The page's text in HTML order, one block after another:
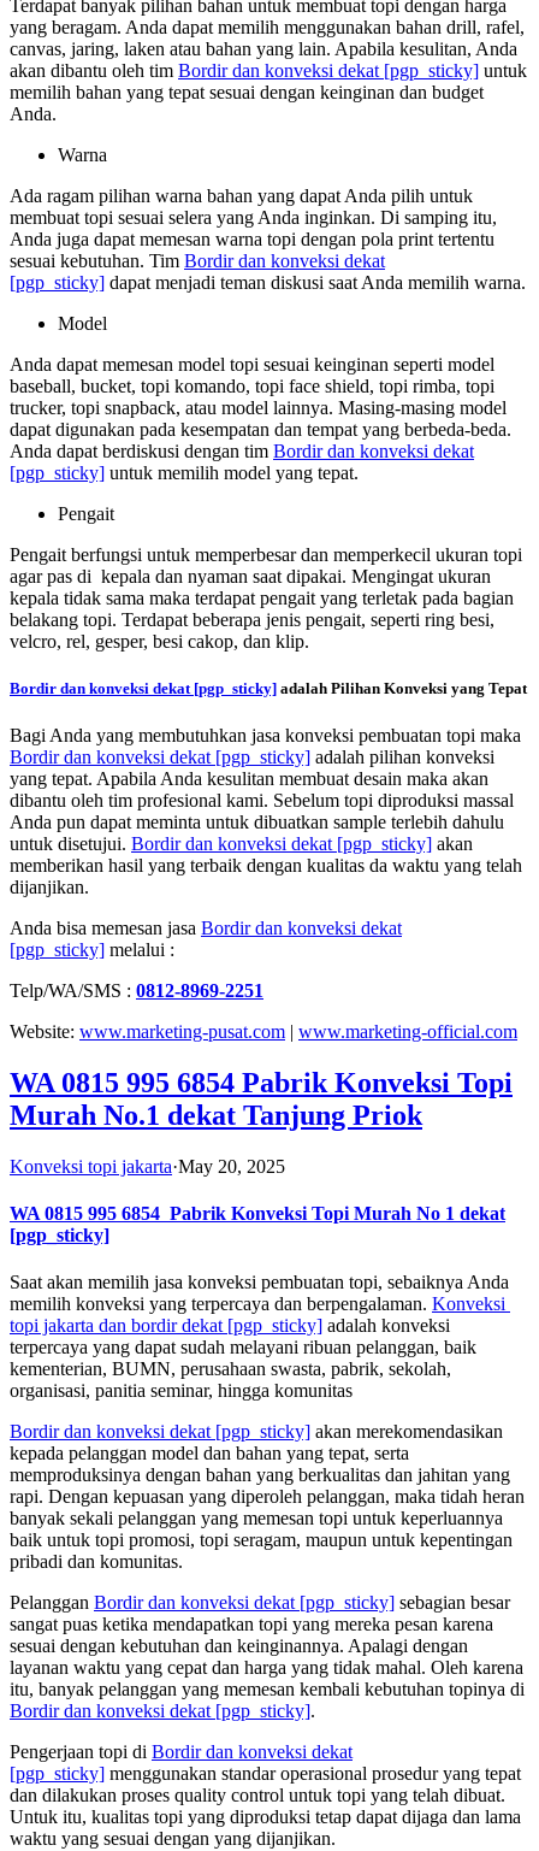
Terdapat banyak pilihan bahan untuk membuat topi dengan harga
yang beragam. Anda dapat memilih menggunakan bahan drill, rafel,
canvas, jaring, laken atau bahan yang lain. Apabila kesulitan, Anda
akan dibantu oleh tim Bordir dan konveksi dekat [pgp_sticky] untuk
memilih bahan yang tepat sesuai dengan keinginan dan budget
Anda.
Warna
Ada ragam pilihan warna bahan yang dapat Anda pilih untuk
membuat topi sesuai selera yang Anda inginkan. Di samping itu,
Anda juga dapat memesan warna topi dengan pola print tertentu
sesuai kebutuhan. Tim Bordir dan konveksi dekat
[pgp_sticky] dapat menjadi teman diskusi saat Anda memilih warna.
Model
Anda dapat memesan model topi sesuai keinginan seperti model
baseball, bucket, topi komando, topi face shield, topi rimba, topi
trucker, topi snapback, atau model lainnya. Masing-masing model
dapat digunakan pada kesempatan dan tempat yang berbeda-beda.
Anda dapat berdiskusi dengan tim Bordir dan konveksi dekat
[pgp_sticky] untuk memilih model yang tepat.
Pengait
Pengait berfungsi untuk memperbesar dan memperkecil ukuran topi
agar pas di kepala dan nyaman saat dipakai. Mengingat ukuran
kepala tidak sama maka terdapat pengait yang terletak pada bagian
belakang topi. Terdapat beberapa jenis pengait, seperti ring besi,
velcro, rel, gesper, besi cakop, dan klip.
Bordir dan konveksi dekat [pgp_sticky] adalah Pilihan Konveksi yang Tepat
Bagi Anda yang membutuhkan jasa konveksi pembuatan topi maka
Bordir dan konveksi dekat [pgp_sticky] adalah pilihan konveksi
yang tepat. Apabila Anda kesulitan membuat desain maka akan
dibantu oleh tim profesional kami. Sebelum topi diproduksi massal
Anda pun dapat meminta untuk dibuatkan sample terlebih dahulu
untuk disetujui. Bordir dan konveksi dekat [pgp_sticky] akan
memberikan hasil yang terbaik dengan kualitas da waktu yang telah
dijanjikan.
Anda bisa memesan jasa Bordir dan konveksi dekat
[pgp_sticky] melalui :
Telp/WA/SMS : 0812-8969-2251
Website: www.marketing-pusat.com | www.marketing-official.com
WA 0815 995 6854 Pabrik Konveksi Topi
Murah No.1 dekat Tanjung Priok
Konveksi topi jakarta·May 20, 2025
WA 0815 995 6854 Pabrik Konveksi Topi Murah No 1 dekat
[pgp_sticky]
Saat akan memilih jasa konveksi pembuatan topi, sebaiknya Anda
memilih konveksi yang terpercaya dan berpengalaman. Konveksi
topi jakarta dan bordir dekat [pgp_sticky] adalah konveksi
terpercaya yang dapat sudah melayani ribuan pelanggan, baik
kementerian, BUMN, perusahaan swasta, pabrik, sekolah,
organisasi, panitia seminar, hingga komunitas
Bordir dan konveksi dekat [pgp_sticky] akan merekomendasikan
kepada pelanggan model dan bahan yang tepat, serta
memproduksinya dengan bahan yang berkualitas dan jahitan yang
rapi. Dengan kepuasan yang diperoleh pelanggan, maka tidah heran
banyak sekali pelanggan yang memesan topi untuk keperluannya
baik untuk topi promosi, topi seragam, maupun untuk kepentingan
pribadi dan komunitas.
Pelanggan Bordir dan konveksi dekat [pgp_sticky] sebagian besar
sangat puas ketika mendapatkan topi yang mereka pesan karena
sesuai dengan kebutuhan dan keinginannya. Apalagi dengan
layanan waktu yang cepat dan harga yang tidak mahal. Oleh karena
itu, banyak pelanggan yang memesan kembali kebutuhan topinya di
Bordir dan konveksi dekat [pgp_sticky].
Pengerjaan topi di Bordir dan konveksi dekat
[pgp_sticky] menggunakan standar operasional prosedur yang tepat
dan dilakukan proses quality control untuk topi yang telah dibuat.
Untuk itu, kualitas topi yang diproduksi tetap dapat dijaga dan lama
waktu yang sesuai dengan yang dijanjikan.